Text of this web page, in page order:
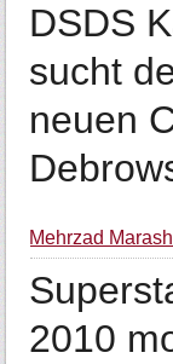
DSDS
sucht
neuen
Mehrzad
2010